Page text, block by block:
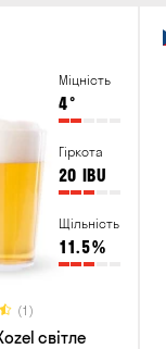
Міцність
4°
Гіркота
20 IBU
Щільність
11.5%
(1)
світле